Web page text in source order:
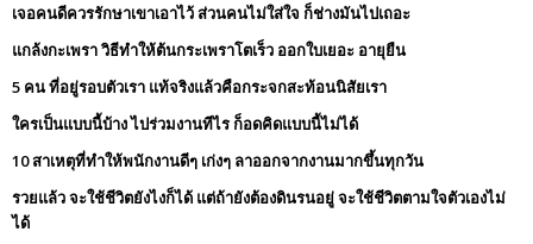
เจอคนดีควรรักษาเขาเอาไว้ ส่วนคนไม่ใส่ใจ ก็ช่างมันไปเถอะ
แกล้งกะเพรา วิธีทำให้ต้นกระเพราโตเร็ว ออกใบเยอะ อายุยืน
5 คน ที่อยู่รอบตัวเรา แท้จริงแล้วคือกระจกสะท้อนนิสัยเรา
ใครเป็นแบบนี้บ้าง ไปร่วมงานทีไร ก็อดคิดแบบนี้ไม่ได้
10 สาเหตุที่ทำให้พนักงานดีๆ เก่งๆ ลาออกจากงานมากขึ้นทุกวัน
รวยแล้ว จะใช้ชีวิตยังไงก็ได้ แต่ถ้ายังต้องดินรนอยู่ จะใช้ชีวิตตามใจตัวเองไม่
ได้